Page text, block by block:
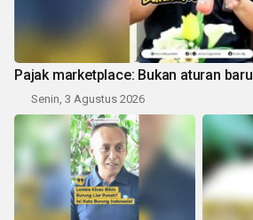
Pajak marketplace: Bukan aturan baru
Senin, 3 Agustus 2026